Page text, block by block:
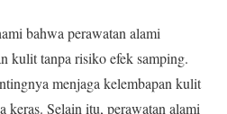
bahwa perawatan alami
kulit tanpa risiko efek samping.
menjaga kelembapan kulit
keras. Selain itu, perawatan alami